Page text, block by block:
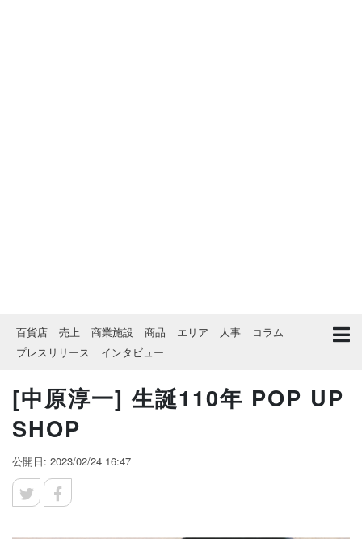
百貨店 売上 商業施設 商品 エリア 人事
コラム
プレスリリース
インタビュー
[中原淳一] 生誕110年 POP UP
SHOP
公開日: 2023/02/24 16:47